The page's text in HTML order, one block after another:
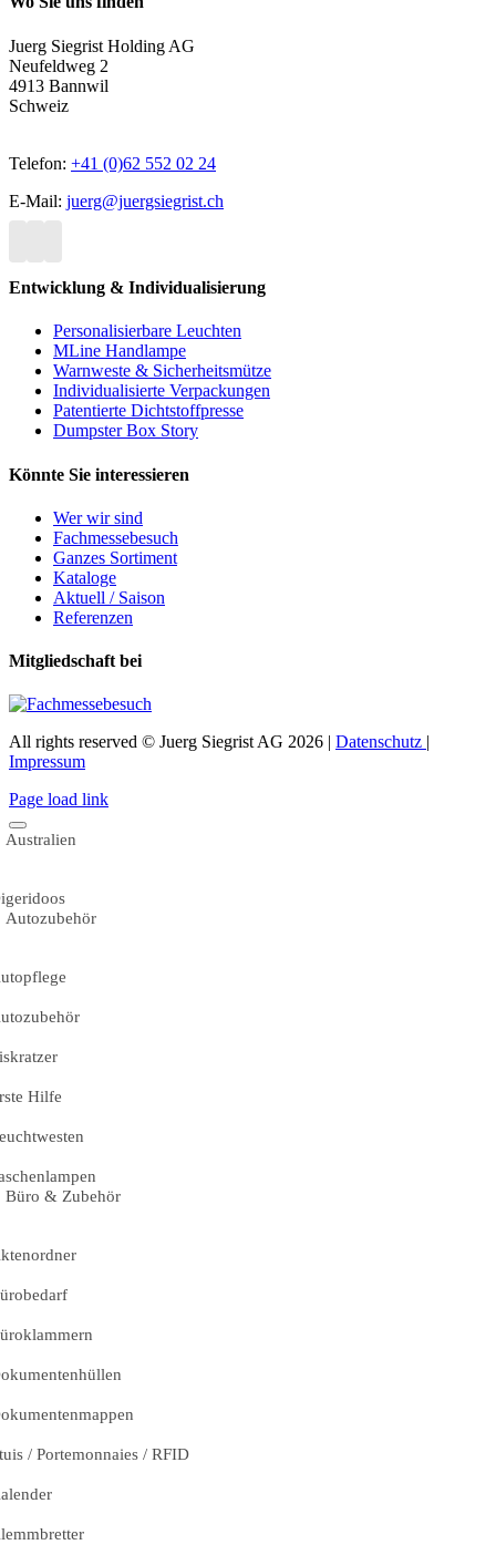
Juerg Siegrist Holding AG
Neufeldweg 2
4913 Bannwil
Schweiz
Telefon: +41 (0)62 552 02 24
E-Mail: juerg@juergsiegrist.ch
Entwicklung & Individualisierung
Personalisierbare Leuchten
MLine Handlampe
Warnweste & Sicherheitsmütze
Individualisierte Verpackungen
Patentierte Dichtstoffpresse
Dumpster Box Story
Könnte Sie interessieren
Wer wir sind
Fachmessebesuch
Ganzes Sortiment
Kataloge
Aktuell / Saison
Referenzen
Mitgliedschaft bei
All rights reserved © Juerg Siegrist AG 2026 | Datenschutz |
Impressum
Page load link
Australien
Autozubehör
Hilfe
Büro & Zubehör
/ Portemonnaies / RFID